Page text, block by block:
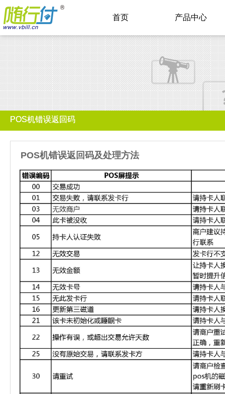
产品中心
首页
POS机错误返回码
POS机错误返回码及处理方法